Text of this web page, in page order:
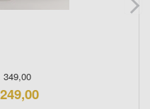
349,00